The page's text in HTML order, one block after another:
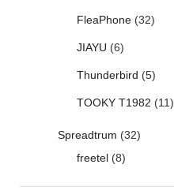
FleaPhone(32)
JIAYU (6)
Thunderbird (5)
TOOKY T1982 (11)
Spreadtrum (32)
freetel(8)